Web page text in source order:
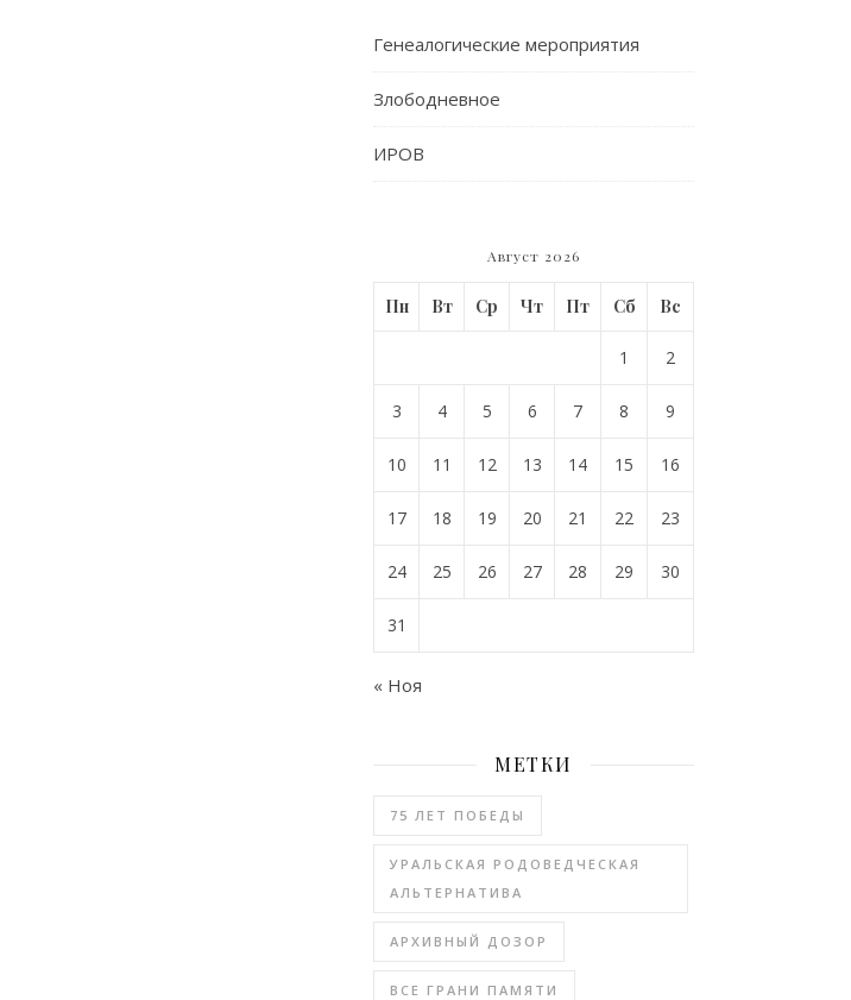
Генеалогические мероприятия
Злободневное
ИРОВ
Август 2026
Пн Вт Ср Чт Пт Сб Вс
1 2
3 4 5 6 7 8 9
10 11 12 13 14 15 16
17 18 19 20 21 22 23
24 25 26 27 28 29 30
31
« Ноя
МЕТКИ
75 ЛЕТ ПОБЕДЫ
УРАЛЬСКАЯ РОДОВЕДЧЕСКАЯ
АЛЬТЕРНАТИВА
АРХИВНЫЙ ДОЗОР
ВСЕ ГРАНИ ПАМЯТИ